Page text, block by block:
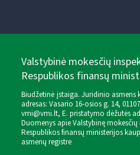
Valstybinė mokesčių
Respublikos finansų
Biudžetinė įstaiga. Juridinio asmens
adresas: Vasario 16-osios g. 14,
vmi@vmi.lt, E. pristatymo dėžutės
Duomenys apie Valstybinę
Respublikos finansų ministerijos
asmenų registre